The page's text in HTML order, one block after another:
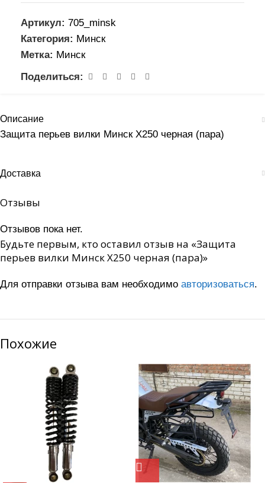
Артикул: 705_minsk
Категория: Минск
Метка: Минск
Поделиться:
Описание
Защита перьев вилки Минск X250 черная (пара)
Доставка
Отзывы
Отзывов пока нет.
Будьте первым, кто оставил отзыв на «Защита
перьев вилки Минск X250 черная (пара)»
Для отправки отзыва вам необходимо авторизоваться.
Похожие